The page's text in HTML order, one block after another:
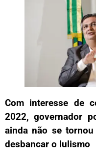
Com interesse de
2022, governador
ainda não se
desbancar o lulismo